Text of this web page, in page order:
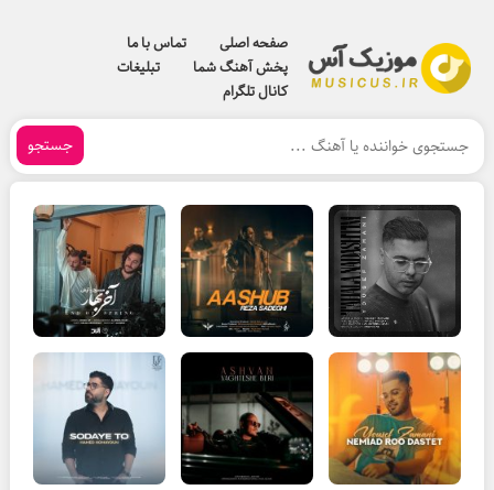
صفحه اصلی
تماس با ما
پخش آهنگ شما
تبلیغات
کانال تلگرام
جستجو